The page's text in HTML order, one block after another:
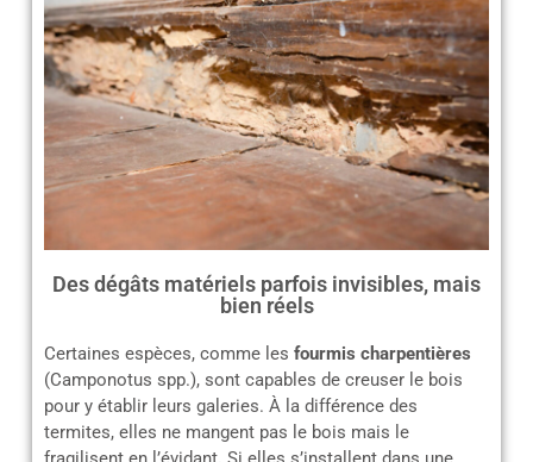
Des dégâts matériels parfois invisibles, mais
bien réels
Certaines espèces, comme les fourmis charpentières
(Camponotus spp.), sont capables de creuser le bois
pour y établir leurs galeries. À la différence des
termites, elles ne mangent pas le bois mais le